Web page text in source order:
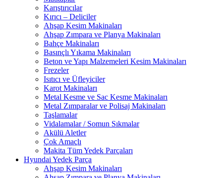
Karıştırıcılar
Kırıcı – Deliciler
Ahşap Kesim Makinaları
Ahşap Zımpara ve Planya Makinaları
Bahçe Makinaları
Basınçlı Yıkama Makinaları
Beton ve Yapı Malzemeleri Kesim Makinaları
Frezeler
Isıtıcı ve Üfleyiciler
Karot Makinaları
Metal Kesme ve Sac Kesme Makinaları
Metal Zımparalar ve Polisaj Makinaları
Taşlamalar
Vidalamalar / Somun Sıkmalar
Akülü Aletler
Çok Amaçlı
Makita Tüm Yedek Parçaları
Hyundai Yedek Parça
Ahşap Kesim Makinaları